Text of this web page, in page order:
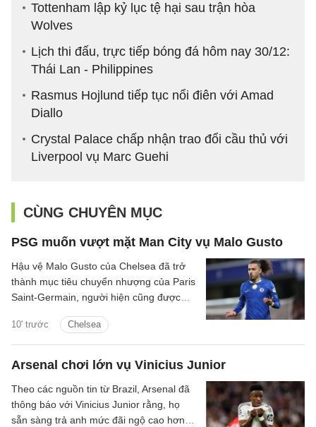
Tottenham lập kỷ lục tệ hại sau trận hòa
Wolves
Lịch thi đấu, trực tiếp bóng đá hôm nay 30/12:
Thái Lan - Philippines
Rasmus Hojlund tiếp tục nổi điên với Amad
Diallo
Crystal Palace chấp nhận trao đổi cầu thủ với
Liverpool vụ Marc Guehi
CÙNG CHUYÊN MỤC
PSG muốn vượt mặt Man City vụ Malo Gusto
10' trước Chelsea
Hậu vệ Malo Gusto của Chelsea đã trở
thành mục tiêu chuyển nhượng của Paris
Saint-Germain, người hiện cũng được
Arsenal chơi lớn vụ Vinicius Junior
Theo các nguồn tin từ Brazil, Arsenal đã
thông báo với Vinicius Junior rằng, họ
sẵn sàng trả anh mức đãi ngộ cao hơn